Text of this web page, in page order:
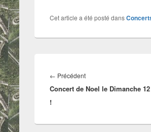
Cet article a été posté dans
de
l’article
← PrécédentArticle
précédent :
Concert de Noel le Dimanche
!